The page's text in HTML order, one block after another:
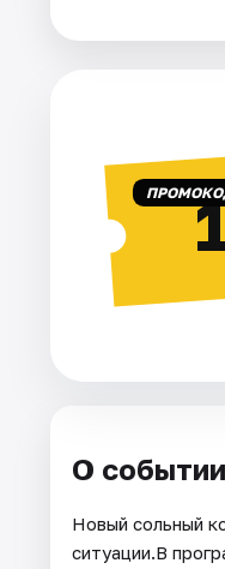
О событии
Новый сольный
ситуации.В